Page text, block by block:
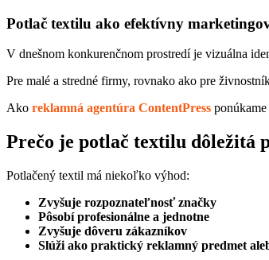
Potlač textilu ako efektívny
V dnešnom konkurenčnom prostredí je vizuálna
Pre malé a stredné firmy, rovnako ako pre
Ako reklamná agentúra ContentPress
Prečo je potlač textilu dôležitá
Potlačený textil má niekoľko výhod:
Zvyšuje rozpoznateľnosť značky
Pôsobí profesionálne a jednotne
Zvyšuje dôveru zákazníkov
Slúži ako praktický reklamný predmet